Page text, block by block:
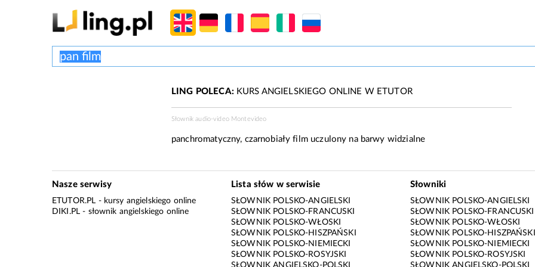
LING POLECA:KURS ANGIELSKIEGO ONLINE W ETUTOR
Słownik audio-video Montevideo
panchromatyczny, czarnobiały film uczulony na barwy widzialne
Nasze serwisy
ETUTOR.PL - kursy angielskiego online
DIKI.PL - słownik angielskiego online
Lista słów w serwisie
SŁOWNIK POLSKO-ANGIELSKI
SŁOWNIK POLSKO-FRANCUSKI
SŁOWNIK POLSKO-WŁOSKI
SŁOWNIK POLSKO-HISZPAŃSKI
SŁOWNIK POLSKO-NIEMIECKI
SŁOWNIK POLSKO-ROSYJSKI
Słowniki
SŁOWNIK POLSKO-ANGIELSKI
SŁOWNIK POLSKO-FRANCUSKI
SŁOWNIK POLSKO-WŁOSKI
SŁOWNIK POLSKO-HISZPAŃSKI
SŁOWNIK POLSKO-NIEMIECKI
SŁOWNIK POLSKO-ROSYJSKI